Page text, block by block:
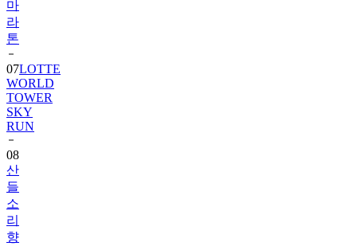
마
라
톤
07LOTTE
WORLD
TOWER
SKY
RUN
08
산
들
소
리
향